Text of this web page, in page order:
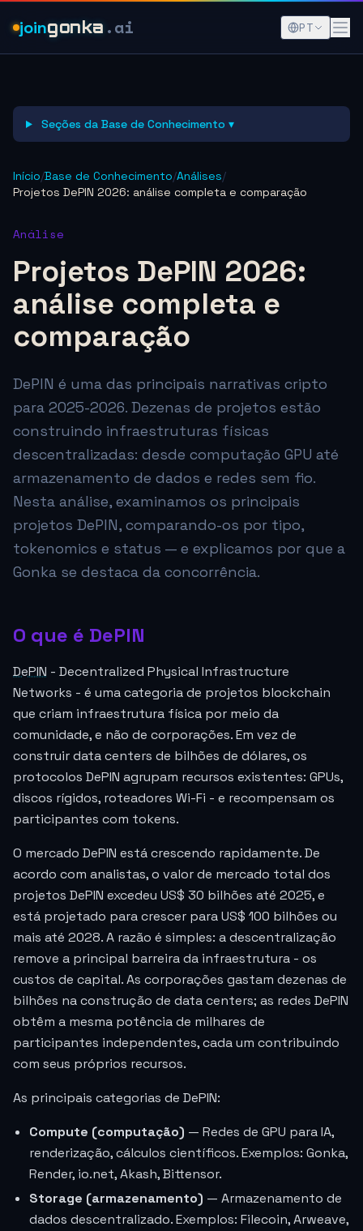
joingonka .ai PT
Seções da Base de Conhecimento ▾
Início/Base de Conhecimento/Análises/
Projetos DePIN 2026: análise completa e comparação
Análise
Projetos DePIN 2026:
análise completa e
comparação
DePIN é uma das principais narrativas cripto
para 2025-2026. Dezenas de projetos estão
construindo infraestruturas físicas
descentralizadas: desde computação GPU até
armazenamento de dados e redes sem fio.
Nesta análise, examinamos os principais
projetos DePIN, comparando-os por tipo,
tokenomics e status — e explicamos por que a
Gonka se destaca da concorrência.
O que é DePIN
DePIN - Decentralized Physical Infrastructure
Networks - é uma categoria de projetos blockchain
que criam infraestrutura física por meio da
comunidade, e não de corporações. Em vez de
construir data centers de bilhões de dólares, os
protocolos DePIN agrupam recursos existentes: GPUs,
discos rígidos, roteadores Wi-Fi - e recompensam os
participantes com tokens.
O mercado DePIN está crescendo rapidamente. De
acordo com analistas, o valor de mercado total dos
projetos DePIN excedeu US$ 30 bilhões até 2025, e
está projetado para crescer para US$ 100 bilhões ou
mais até 2028. A razão é simples: a descentralização
remove a principal barreira da infraestrutura - os
custos de capital. As corporações gastam dezenas de
bilhões na construção de data centers; as redes DePIN
obtêm a mesma potência de milhares de
participantes independentes, cada um contribuindo
com seus próprios recursos.
As principais categorias de DePIN:
Compute (computação) — Redes de GPU para IA,
renderização, cálculos científicos. Exemplos: Gonka,
Render, io.net, Akash, Bittensor.
Storage (armazenamento) — Armazenamento de
dados descentralizado. Exemplos: Filecoin, Arweave,